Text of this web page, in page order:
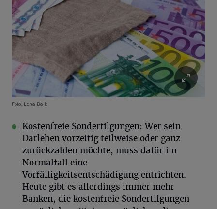
Foto: Lena Balk
Kostenfreie Sondertilgungen: Wer sein
Darlehen vorzeitig teilweise oder ganz
zurückzahlen möchte, muss dafür im
Normalfall eine
Vorfälligkeitsentschädigungentrichten.
Heute gibt es allerdings immer mehr
Banken, die kostenfreie Sondertilgungen